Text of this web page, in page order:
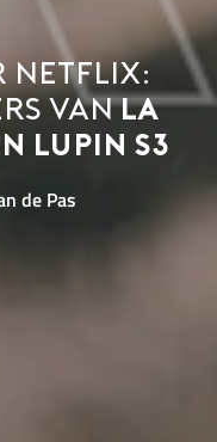
Netflix:
vanLa
Lupin S3
de Pas